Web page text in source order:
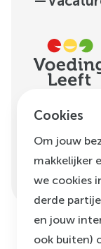
H.J.E.
1096 AM
Voeding
Cookies
Om jouw
makkelijker
we cookies
derde
en jouw
ook buiten)